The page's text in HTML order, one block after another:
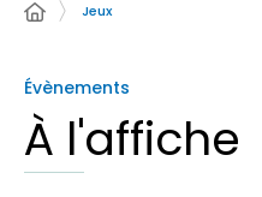
Jeux
Évènements
À l'affiche